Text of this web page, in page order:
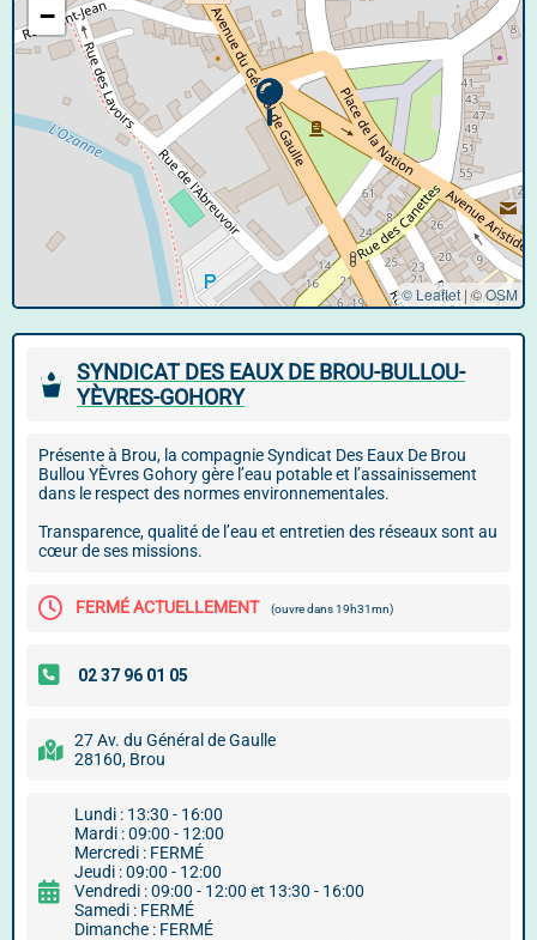
−
© Leaflet |©OSM
SYNDICAT DES EAUX DE BROU-BULLOU-
YÈVRES-GOHORY
Présente à Brou, la compagnie Syndicat Des Eaux De Brou
Bullou YÈvres Gohory gère l’eau potable et l’assainissement
dans le respect des normes environnementales.
Transparence, qualité de l’eau et entretien des réseaux sont au
cœur de ses missions.
FERMÉ ACTUELLEMENT (ouvre dans 19h31mn)
27 Av. du Général de Gaulle
28160, Brou
Lundi : 13:30 - 16:00
Mardi : 09:00 - 12:00
Mercredi : FERMÉ
Jeudi : 09:00 - 12:00
Vendredi : 09:00 - 12:00 et 13:30 - 16:00
Samedi : FERMÉ
Dimanche : FERMÉ